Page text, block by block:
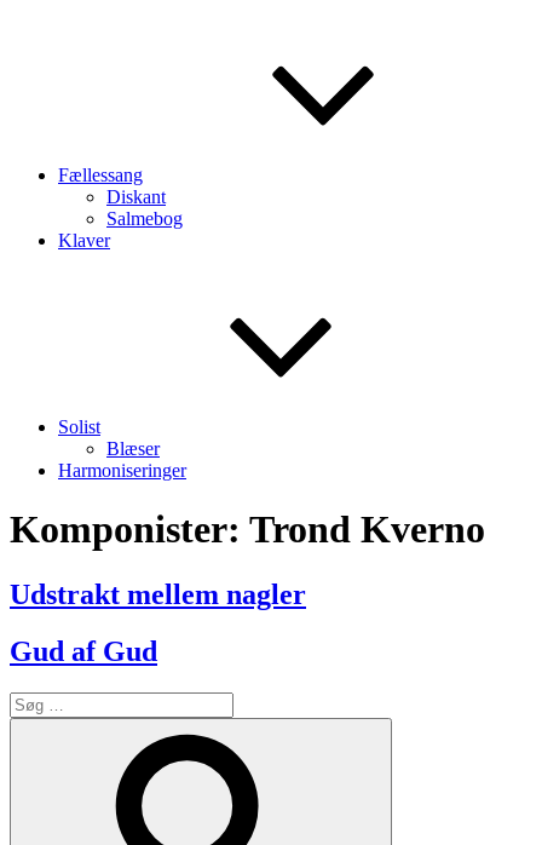
Fællessang
Diskant
Salmebog
Klaver
Solist
Blæser
Harmoniseringer
Komponister: Trond Kverno
Udstrakt mellem nagler
Gud af Gud
Søg
efter: